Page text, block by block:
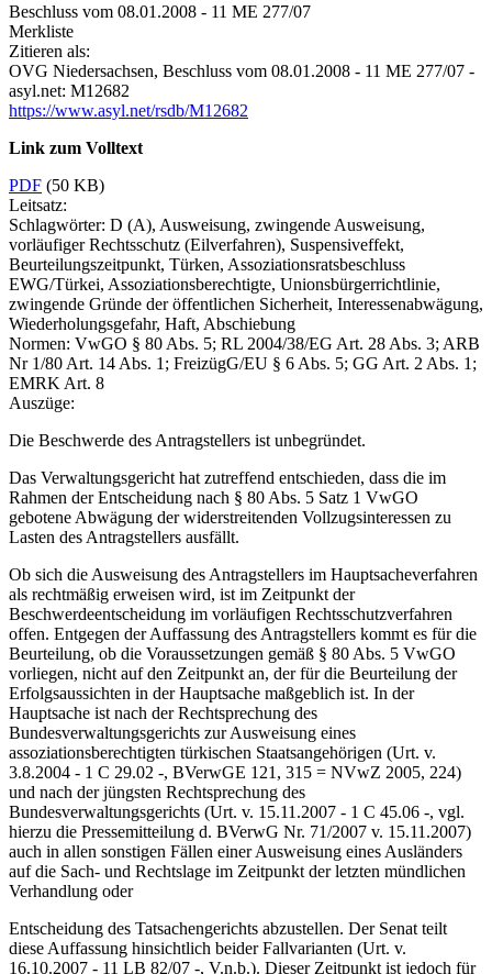
Beschluss vom 08.01.2008 - 11 ME 277/07
Merkliste
Zitieren als:
OVG Niedersachsen, Beschluss vom 08.01.2008 - 11 ME 277/07 -
asyl.net: M12682
https://www.asyl.net/rsdb/M12682
Link zum Volltext
PDF (50 KB)
Leitsatz:
Schlagwörter: D (A), Ausweisung, zwingende Ausweisung,
vorläufiger Rechtsschutz (Eilverfahren), Suspensiveffekt,
Beurteilungszeitpunkt, Türken, Assoziationsratsbeschluss
EWG/Türkei, Assoziationsberechtigte, Unionsbürgerrichtlinie,
zwingende Gründe der öffentlichen Sicherheit, Interessenabwägung,
Wiederholungsgefahr, Haft, Abschiebung
Normen: VwGO § 80 Abs. 5; RL 2004/38/EG Art. 28 Abs. 3; ARB
Nr 1/80 Art. 14 Abs. 1; FreizügG/EU § 6 Abs. 5; GG Art. 2 Abs. 1;
EMRK Art. 8
Auszüge:
Die Beschwerde des Antragstellers ist unbegründet.
Das Verwaltungsgericht hat zutreffend entschieden, dass die im
Rahmen der Entscheidung nach § 80 Abs. 5 Satz 1 VwGO
gebotene Abwägung der widerstreitenden Vollzugsinteressen zu
Lasten des Antragstellers ausfällt.
Ob sich die Ausweisung des Antragstellers im Hauptsacheverfahren
als rechtmäßig erweisen wird, ist im Zeitpunkt der
Beschwerdeentscheidung im vorläufigen Rechtsschutzverfahren
offen. Entgegen der Auffassung des Antragstellers kommt es für die
Beurteilung, ob die Voraussetzungen gemäß § 80 Abs. 5 VwGO
vorliegen, nicht auf den Zeitpunkt an, der für die Beurteilung der
Erfolgsaussichten in der Hauptsache maßgeblich ist. In der
Hauptsache ist nach der Rechtsprechung des
Bundesverwaltungsgerichts zur Ausweisung eines
assoziationsberechtigten türkischen Staatsangehörigen (Urt. v.
3.8.2004 - 1 C 29.02 -, BVerwGE 121, 315 = NVwZ 2005, 224)
und nach der jüngsten Rechtsprechung des
Bundesverwaltungsgerichts (Urt. v. 15.11.2007 - 1 C 45.06 -, vgl.
hierzu die Pressemitteilung d. BVerwG Nr. 71/2007 v. 15.11.2007)
auch in allen sonstigen Fällen einer Ausweisung eines Ausländers
auf die Sach- und Rechtslage im Zeitpunkt der letzten mündlichen
Verhandlung oder
Entscheidung des Tatsachengerichts abzustellen. Der Senat teilt
diese Auffassung hinsichtlich beider Fallvarianten (Urt. v.
16.10.2007 - 11 LB 82/07 -, V.n.b.). Dieser Zeitpunkt ist jedoch für